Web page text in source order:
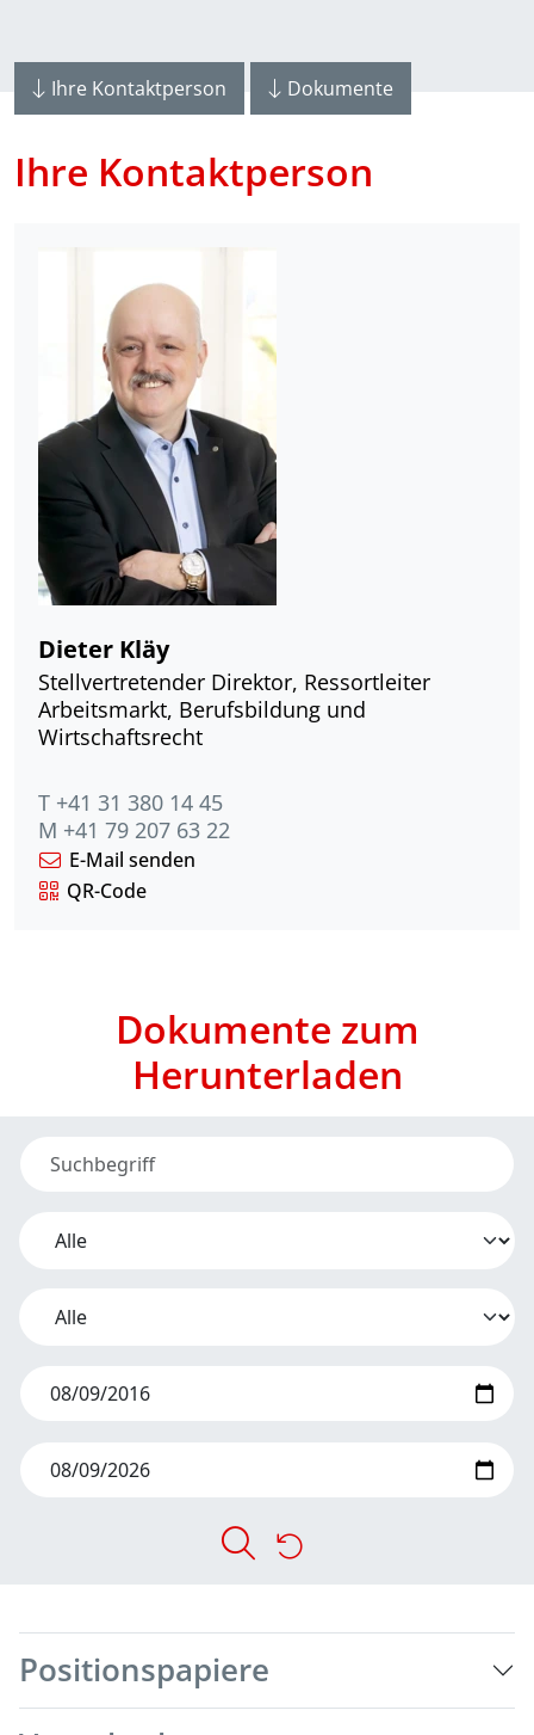
Ihre Kontaktperson Dokumente
Ihre Kontaktperson
Dieter Kläy
Stellvertretender Direktor, Ressortleiter
Arbeitsmarkt, Berufsbildung und
Wirtschaftsrecht
T +41 31 380 14 45
M +41 79 207 63 22
E-Mail senden
QR-Code
Dokumente zum
Herunterladen
Positionspapiere